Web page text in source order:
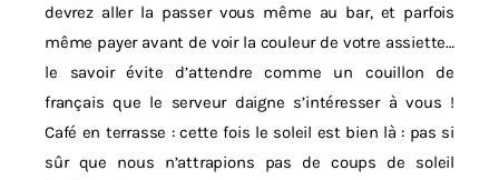
devrez aller la passer vous même au bar, et parfois
même payer avant de voir la couleur de votre assiette…
le savoir évite d’attendre comme un couillon de
français que le serveur daigne s’intéresser à vous !
Café en terrasse : cette fois le soleil est bien là : pas si
sûr que nous n’attrapions pas de coups de soleil